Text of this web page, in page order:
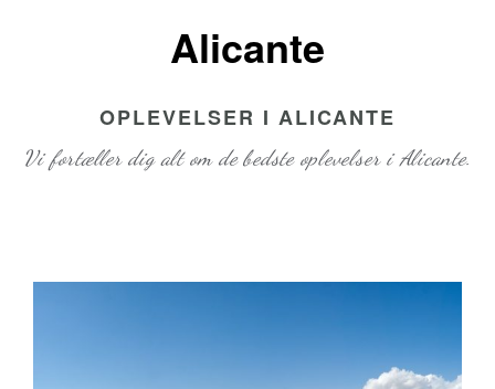
Alicante
OPLEVELSER I ALICANTE
Vi fortæller dig alt om de bedste oplevelser i Alicante.